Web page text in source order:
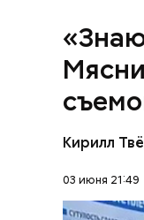
Кирилл
03 июня 21:49